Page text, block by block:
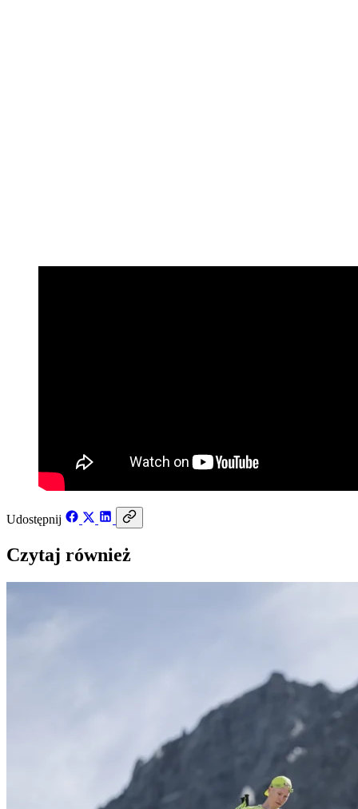
Udostępnij
Czytaj również